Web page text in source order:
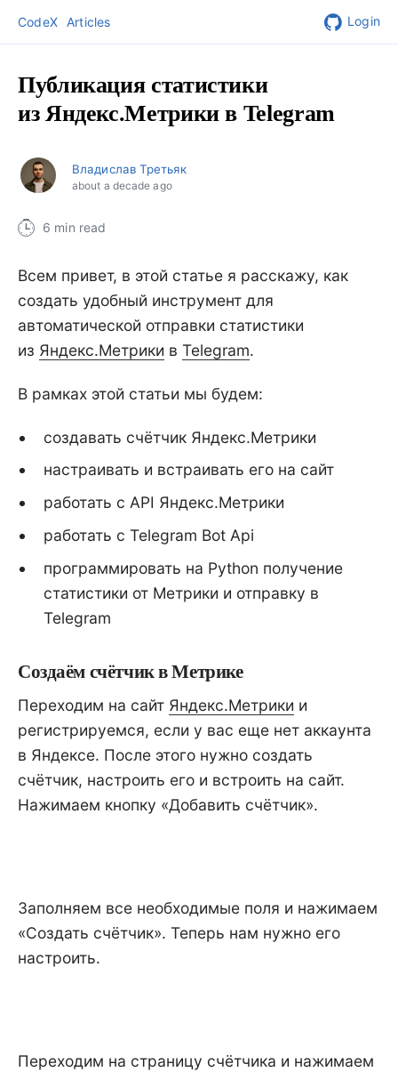
CodeX Articles Login
Публикация статистики
из Яндекс.Метрики в Telegram
Владислав Третьяк
about a decade ago
6 min read
Всем привет, в этой статье я расскажу, как
создать удобный инструмент для
автоматической отправки статистики
из Яндекс.Метрики в Telegram.
В рамках этой статьи мы будем:
создавать счётчик Яндекс.Метрики
настраивать и встраивать его на сайт
работать с API Яндекс.Метрики
работать с Telegram Bot Api
программировать на Python получение
статистики от Метрики и отправку в
Telegram
Создаём счётчик в Метрике
Переходим на сайт Яндекс.Метрики и
регистрируемся, если у вас еще нет аккаунта
в Яндексе. После этого нужно создать
счётчик, настроить его и встроить на сайт.
Нажимаем кнопку «Добавить счётчик».
Заполняем все необходимые поля и нажимаем
«Создать счётчик». Теперь нам нужно его
настроить.
Переходим на страницу счётчика и нажимаем